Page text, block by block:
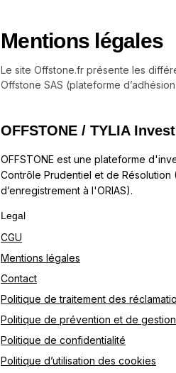
Mentions légales
Le site Offstone.fr présente les
Offstone SAS (plateforme
OFFSTONE / TYLIA Invest
OFFSTONE est une plateforme
Contrôle Prudentiel et de Résolution
d’enregistrement à l'ORIAS).
Legal
CGU
Mentions légales
Contact
Politique de traitement des
Politique de prévention et de
Politique de confidentialité
Politique d’utilisation des cookies